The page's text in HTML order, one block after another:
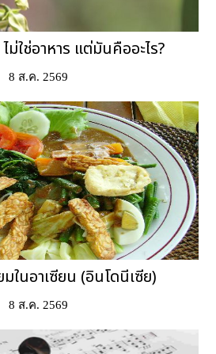
ม่ใช่อาหาร แต่มันคืออะไร?
8 ส.ค. 2569
ในอาเซียน (อินโดนีเซีย)
8 ส.ค. 2569